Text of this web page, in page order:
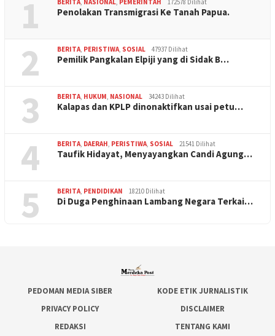
1 Penolakan Transmigrasi Ke Tanah Papua.
2 BERITA PERISTIWA SOSIAL 47937 Dilihat
Pemilik Pangkalan Elpiji yang di Sidak B…
3 BERITA HUKUM NASIONAL 34243 Dilihat
Kalapas dan KPLP dinonaktifkan usai petu…
4 BERITA DAERAH PERISTIWA SOSIAL 21541 Dilihat
Taufik Hidayat, Menyayangkan Candi Agung…
5 BERITA PENDIDIKAN 18210 Dilihat
Di Duga Penghinaan Lambang Negara Terkai…
PEDOMAN MEDIA SIBER
KODE ETIK JURNALISTIK
PRIVACY POLICY
DISCLAIMER
REDAKSI
TENTANG KAMI